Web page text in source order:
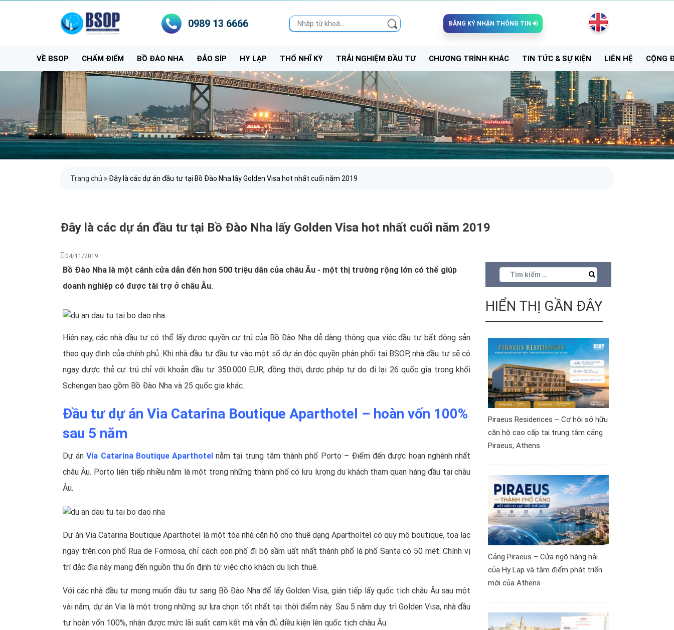
0989 13 6666 ĐĂNG KÝ NHẬN THÔNG TIN
VỀ BSOP CHẤM ĐIỂM BỒ ĐÀO NHA ĐẢO SÍP HY LẠP THỔ NHĨ KỲ TRẢI NGHIỆM ĐẦU TƯ CHƯƠNG TRÌNH KHÁC TIN TỨC & SỰ KIỆN LIÊN HỆ CỘNG
Trang chủ » Đây là các dự án đầu tư tại Bồ Đào Nha lấy Golden Visa hot nhất cuối năm 2019
Đây là các dự án đầu tư tại Bồ Đào Nha lấy Golden Visa hot nhất cuối năm 2019
04/11/2019
Bồ Đào Nha là một cánh cửa dẫn đến hơn 500 triệu dân của châu Âu - một thị trường rộng lớn có thể giúp
doanh nghiệp có được tài trợ ở châu Âu.
Hiện nay, các nhà đầu tư có thể lấy được quyền cư trú của Bồ Đào Nha dễ dàng thông qua việc đầu tư bất động sản
theo quy định của chính phủ. Khi nhà đầu tư đầu tư vào một số dự án độc quyền phân phối tại BSOP, nhà đầu tư sẽ có
ngay được thẻ cư trú chỉ với khoản đầu tư 350.000 EUR, đồng thời, được phép tự do đi lại 26 quốc gia trong khối
Schengen bao gồm Bồ Đào Nha và 25 quốc gia khác.
Đầu tư dự án Via Catarina Boutique Aparthotel – hoàn vốn 100%
sau 5 năm
Dự ánVia Catarina Boutique Aparthotel nằm tại trung tâm thành phố Porto – Điểm đến được hoan nghênh nhất
châu Âu. Porto liên tiếp nhiều năm là một trong những thành phố có lưu lượng du khách tham quan hàng đầu tại châu
Âu.
Dự án Via Catarina Boutique Aparthotel là một tòa nhà căn hộ cho thuê dạng Apartholtel có quy mô boutique, tọa lạc
ngay trên con phố Rua de Formosa, chỉ cách con phố đi bộ sầm uất nhất thành phố là phố Santa có 50 mét. Chính vị
trí đắc địa này mang đến nguồn thu ổn định từ việc cho khách du lịch thuê.
Với các nhà đầu tư mong muốn đầu tư sang Bồ Đào Nha để lấy Golden Visa, gián tiếp lấy quốc tịch châu Âu sau một
vài năm, dự án Via là một trong những sự lựa chọn tốt nhất tại thời điểm này. Sau 5 năm duy trì Golden Visa, nhà đầu
tư hoàn vốn 100%, nhận được mức lãi suất cam kết mà vẫn đủ điều kiện lên quốc tịch châu Âu.
HIỂN THỊ GẦN ĐÂY
Piraeus Residences – Cơ hội sở hữu
căn hộ cao cấp tại trung tâm cảng
Piraeus, Athens
Cảng Piraeus – Cửa ngõ hàng hải
của Hy Lạp và tâm điểm phát triển
mới của Athens